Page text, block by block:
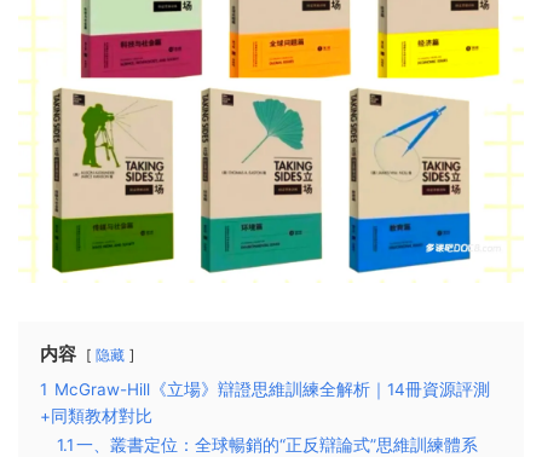
内容 隐藏
1 McGraw-Hill《立場》辯證思維訓練全解析｜14冊資源評測
+同類教材對比
1.1​一、叢書定位：全球暢銷的“正反辯論式”思維訓練體系​